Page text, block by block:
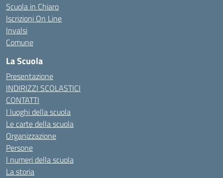
Scuola in Chiaro
Iscrizioni On Line
Invalsi
Comune
La Scuola
Presentazione
INDIRIZZI SCOLASTICI
CONTATTI
I luoghi della scuola
Le carte della scuola
Organizzazione
Persone
I numeri della scuola
La storia